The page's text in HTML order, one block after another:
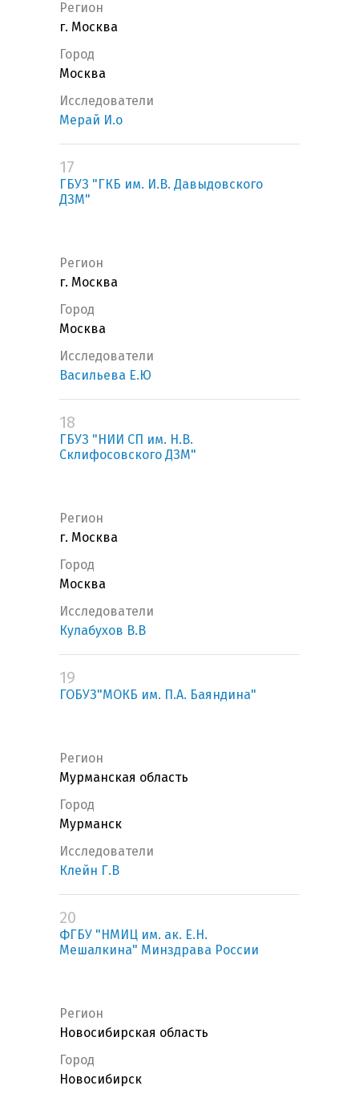
Регион
г. Москва
Город
Москва
Исследователи
Мерай И.о
17
ГБУЗ "ГКБ им. И.В. Давыдовского
ДЗМ"
Регион
г. Москва
Город
Москва
Исследователи
Васильева Е.Ю
18
ГБУЗ "НИИ СП им. Н.В.
Склифосовского ДЗМ"
Регион
г. Москва
Город
Москва
Исследователи
Кулабухов В.В
19
ГОБУЗ"МОКБ им. П.А. Баяндина"
Регион
Мурманская область
Город
Мурманск
Исследователи
Клейн Г.В
20
ФГБУ "НМИЦ им. ак. Е.Н.
Мешалкина" Минздрава России
Регион
Новосибирская область
Город
Новосибирск